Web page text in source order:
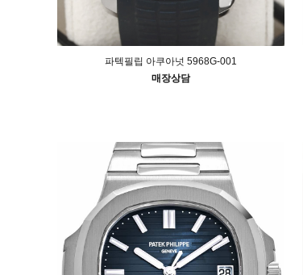
파텍필립 아쿠아넛 5968G-001
매장상담